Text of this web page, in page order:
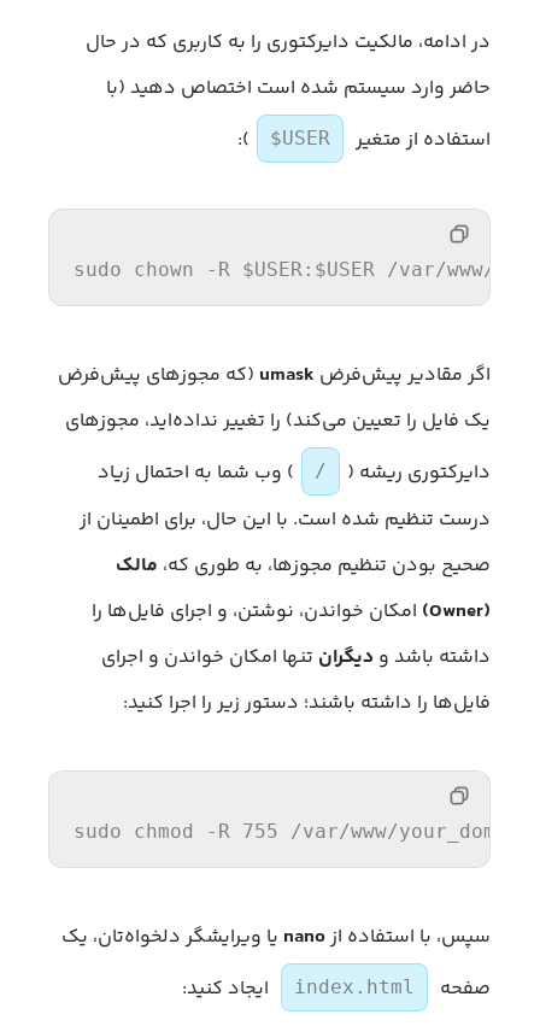
در ادامه، مالکیت دایرکتوری را به کاربری که در حال
حاضر وارد سیستم شده است اختصاص دهید (با
استفاده از متغیر
$USER
):
sudo chown -R $USER : $USER /var/www/
اگر مقادیر پیش‌فرض umask (که مجوزهای پیش‌فرض
یک فایل را تعیین می‌کند) را تغییر نداده‌اید، مجوزهای
دایرکتوری ریشه (
/
) وب شما به احتمال زیاد
درست تنظیم شده است. با این حال، برای اطمینان از
صحیح بودن تنظیم مجوزها، به طوری که، مالک
(Owner)
امکان خواندن، نوشتن، و اجرای فایل‌ها را
داشته باشد و دیگران تنها امکان خواندن و اجرای
فایل‌ها را داشته باشند؛ دستور زیر را اجرا کنید:
sudo chmod -R 755 /var/www/your_domain
سپس، با استفاده ازnano یا ویرایشگر دلخواه‌تان، یک
صفحه
index.html ایجاد کنید: